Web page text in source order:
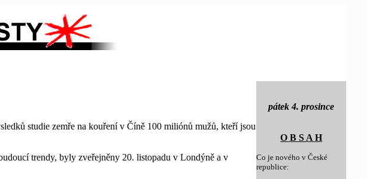
pátek 4. prosince
O B S A H
Co je nového v České
republice:
studie zemře na kouření v Číně 100 miliónů mužů, kteří jsou
trendy, byly zveřejněny 20. listopadu v Londýně a v